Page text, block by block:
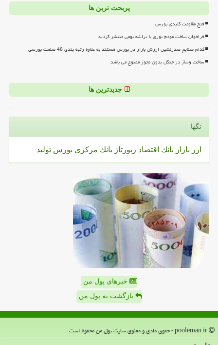
پربحث ترین ها
فتح مقاومت کلیدی بورس
فراخوان ساخت مودم نوری با تراشه بومی منتشر گردید
کدام صنایع صدرنشین ارزش بازار در بورس هستند به علاوه رتبه بندی 48 صنعت بورسی
ساخت وساز در جنگل بدون مجوز ممنوع می باشد
جدیدترین ها
تگها
ارز بازار بانك اقتصاد رپورتاژ بانك مركزی بورس تولید
خبرهای پول من
بازگشت به پول من